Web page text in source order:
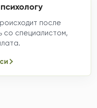
после
со специалистом,